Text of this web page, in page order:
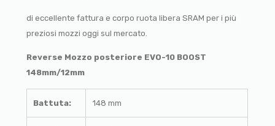
di eccellente fattura e corpo ruota libera SRAM per i più
preziosi mozzi oggi sul mercato.
Reverse Mozzo posteriore EVO-10 BOOST
148mm/12mm
Battuta: 148 mm